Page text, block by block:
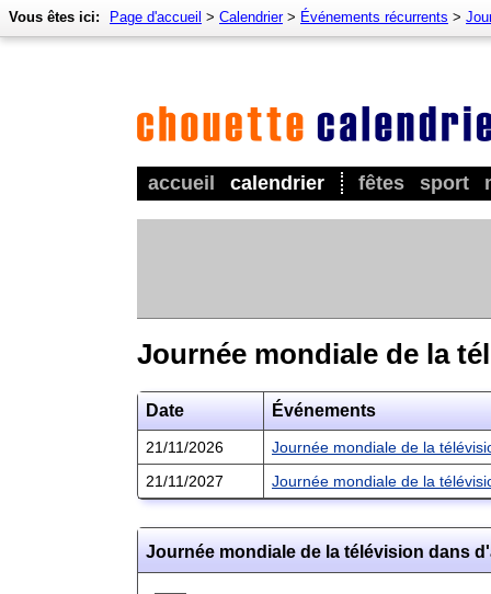
accueil calendrier fêtes sport
Vous êtes ici: Page d'accueil > Calendrier> Événements récurrents >
Journée mondiale de la
Date Événements
21/11/2026
Journée mondiale de la
21/11/2027
Journée mondiale de la
Journée mondiale de la télévision dans